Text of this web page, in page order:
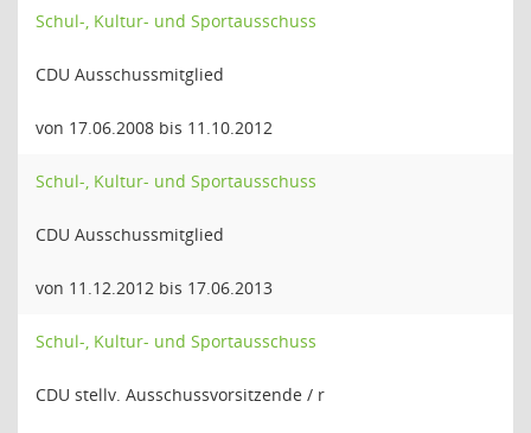
Schul-, Kultur- und Sportausschuss
CDU Ausschussmitglied
von 17.06.2008 bis 11.10.2012
Schul-, Kultur- und Sportausschuss
CDU Ausschussmitglied
von 11.12.2012 bis 17.06.2013
Schul-, Kultur- und Sportausschuss
CDU stellv. Ausschussvorsitzende / r